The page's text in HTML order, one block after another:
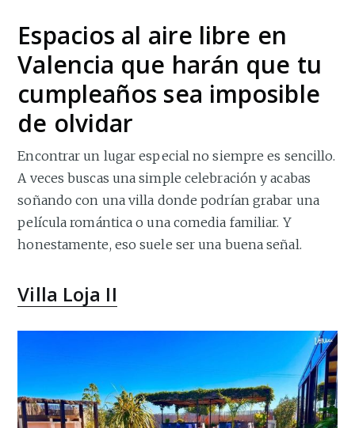
Espacios al aire libre en
Valencia que harán que tu
cumpleaños sea imposible
de olvidar
Encontrar un lugar especial no siempre es sencillo.
A veces buscas una simple celebración y acabas
soñando con una villa donde podrían grabar una
película romántica o una comedia familiar. Y
honestamente, eso suele ser una buena señal.
Villa Loja II